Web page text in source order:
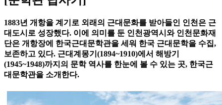
1883년 개항을 계기로 외래의 근대문화를 받아들인 인천은 근
대도시로 성장했다. 이에 의미를 둔 인천광역시와 인천문화재
단은 개항장에 한국근대문학관을 세워 한국 근대문학을 수집,
보존하고 있다. 근대계몽기(1894~1910)에서 해방기
(1945~1948)까지의 문학 역사를 한눈에 볼 수 있는 곳, 한국근
대문학관을 소개한다.